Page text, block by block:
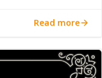
Read more